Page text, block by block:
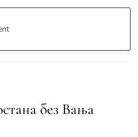
без Вања